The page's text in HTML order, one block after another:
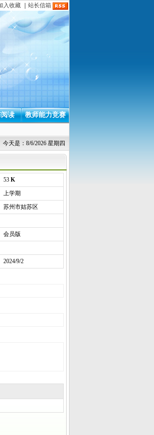
入收藏 站长信箱
读 教师能力竞赛
今天是：8/6/2026 星期四
53 K
上学期
苏州市姑苏区
：
会员版
9/2